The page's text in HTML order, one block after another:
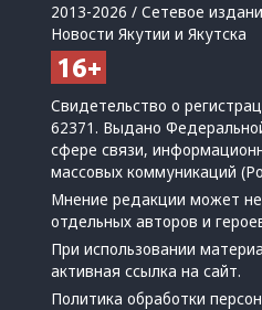
2013-2026 / Сетевое
Новости Якутии и Якутска
Свидетельство о
62371. Выдано
сфере связи,
массовых коммуникаций
Мнение редакции может
отдельных авторов и
При использовании
активная ссылка на сайт.
Политика обработки